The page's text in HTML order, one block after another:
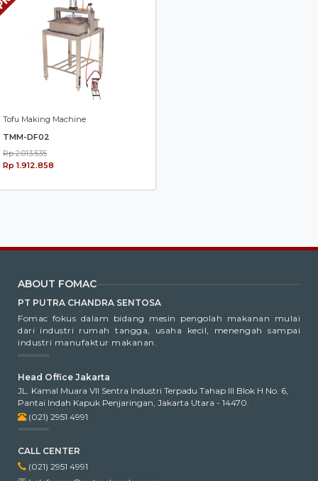
Tofu Making Machine
TMM-DF02
Rp 2.013.535
Rp 1.912.858
ABOUT FOMAC
PT PUTRA CHANDRA SENTOSA
Fomac fokus dalam bidang mesin pengolah makanan mulai
dari industri rumah tangga, usaha kecil, menengah sampai
industri manufaktur makanan.
Head Office Jakarta
JL. Kamal Muara VII Sentra Industri Terpadu Tahap III Blok H No. 6,
Pantai Indah Kapuk Penjaringan, Jakarta Utara - 14470.
(021) 2951 4991
CALL CENTER
(021) 2951 4991